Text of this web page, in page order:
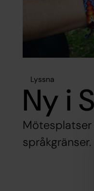
Lyssna
Ny i
Mötesplatser
språkgränser.